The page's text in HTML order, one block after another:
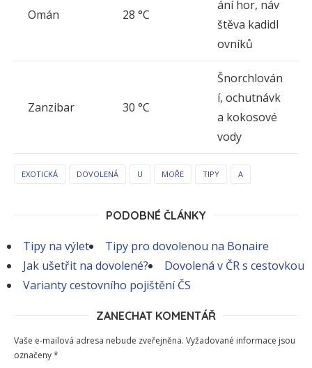
Omán 28 °C
ání hor, náv
štěva kadidl
ovníků
Zanzibar 30 °C
Šnorchlován
í, ochutnávk
a kokosové
vody
EXOTICKÁ DOVOLENÁ U MOŘE TIPY A
PODOBNÉ ČLÁNKY
Tipy na výlet
Tipy pro dovolenou na Bonaire
Jak ušetřit na dovolené?
Dovolená v ČR s cestovkou
Varianty cestovního pojištění ČS
ZANECHAT KOMENTÁŘ
Vaše e-mailová adresa nebude zveřejněna. Vyžadované informace jsou
označeny*